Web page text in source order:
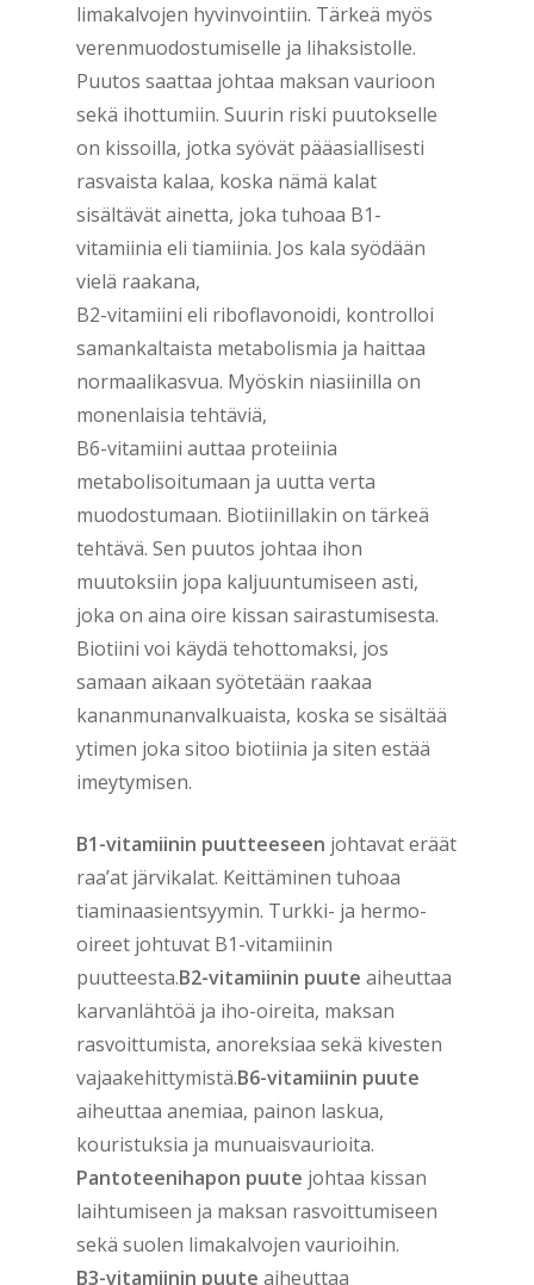
limakalvojen hyvinvointiin. Tärkeä myös
verenmuodostumiselle ja lihaksistolle.
Puutos saattaa johtaa maksan vaurioon
sekä ihottumiin. Suurin riski puutokselle
on kissoilla, jotka syövät pääasiallisesti
rasvaista kalaa, koska nämä kalat
sisältävät ainetta, joka tuhoaa B1-
vitamiinia eli tiamiinia. Jos kala syödään
vielä raakana,
B2-vitamiini eli riboflavonoidi, kontrolloi
samankaltaista metabolismia ja haittaa
normaalikasvua. Myöskin niasiinilla on
monenlaisia tehtäviä,
B6-vitamiini auttaa proteiinia
metabolisoitumaan ja uutta verta
muodostumaan. Biotiinillakin on tärkeä
tehtävä. Sen puutos johtaa ihon
muutoksiin jopa kaljuuntumiseen asti,
joka on aina oire kissan sairastumisesta.
Biotiini voi käydä tehottomaksi, jos
samaan aikaan syötetään raakaa
kananmunanvalkuaista, koska se sisältää
ytimen joka sitoo biotiinia ja siten estää
imeytymisen.
B1-vitamiinin puutteeseen johtavat eräät
raa’at järvikalat. Keittäminen tuhoaa
tiaminaasientsyymin. Turkki- ja hermo-
oireet johtuvat B1-vitamiinin
puutteesta.B2-vitamiinin puute aiheuttaa
karvanlähtöä ja iho-oireita, maksan
rasvoittumista, anoreksiaa sekä kivesten
vajaakehittymistä.B6-vitamiinin puute
aiheuttaa anemiaa, painon laskua,
kouristuksia ja munuaisvaurioita.
Pantoteenihapon puute johtaa kissan
laihtumiseen ja maksan rasvoittumiseen
sekä suolen limakalvojen vaurioihin.
B3-vitamiinin puute aiheuttaa